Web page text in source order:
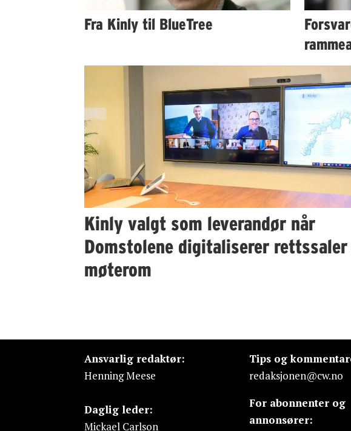
Fra Kinly til BlueTree
Kinly valgt som leverandør når
Domstolene digitaliserer rettssaler
møterom
Ansvarlig redaktør:
Henning Meese
Daglig leder:
Mickael Carlson
Tips og
redaksjonen@cw.no
For abonnenter og
annonsører: